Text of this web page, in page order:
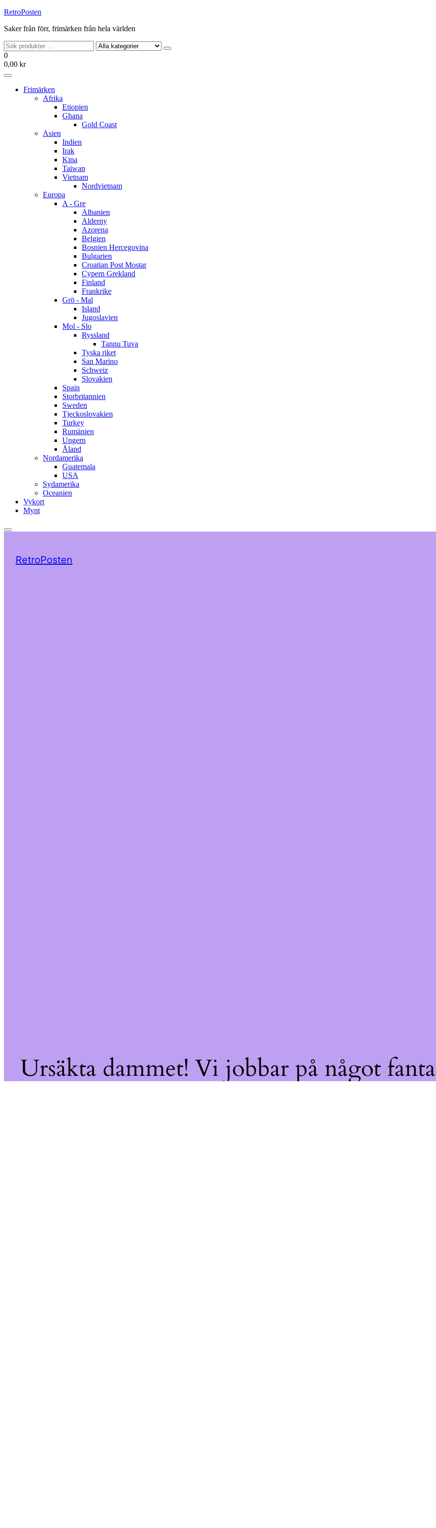
Hoppa
innehållet
RetroPosten
Saker från förr, frimärken från hela världen
0
0,00 kr
Frimärken
Afrika
Etiopien
Ghana
Gold Coast
Asien
Indien
Irak
Kina
Taiwan
Vietnam
Nordvietnam
Europa
A - Gre
Albanien
Alderny
Azorena
Belgien
Bosnien Hercegovina
Bulgarien
Croatian Post Mostar
Cypern Grekland
Finland
Frankrike
Grö - Mal
Island
Jugoslavien
Mol - Slo
Ryssland
Tannu Tuva
Tyska riket
San Marino
Schweiz
Slovakien
Spain
Storbritannien
Sweden
Tjeckoslovakien
Turkey
Rumänien
Ungern
Åland
Nordamerika
Guatemala
USA
Sydamerika
Oceanien
Vykort
Mynt
RetroPosten
Ursäkta dammet! Vi jobbar på något